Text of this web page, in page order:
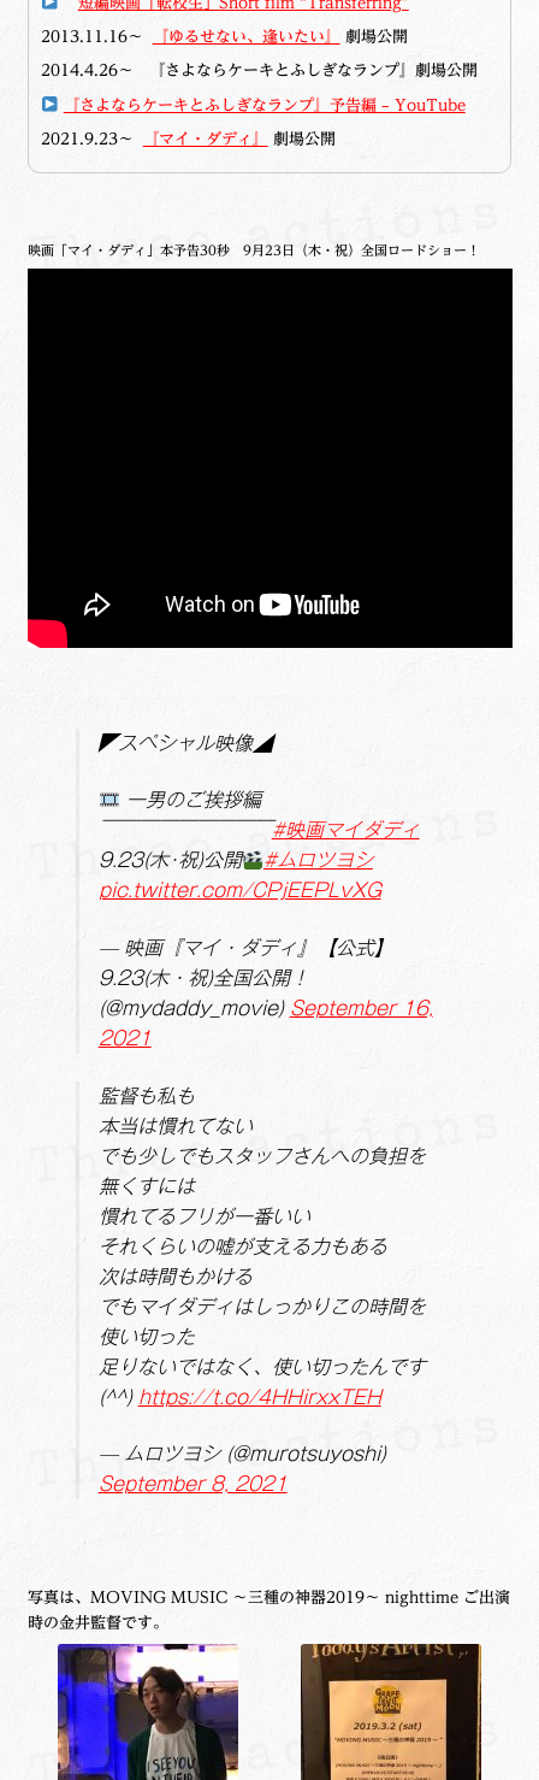
2013.11.16～ 『ゆるせない、逢いたい』 劇場公開
2014.4.26～ 『さよなら ケーキ と ふしぎなランプ』劇場公開
『さよならケーキとふしぎなランプ』予告編 – YouTube
2021.9.23～ 『マイ・ダディ』 劇場公開
映画「マイ・ダディ」本予告30秒 9月23日（木・祝）全国ロードショー！
◤スペシャル映像◢
一男のご挨拶編
#映画マイダディ
9.23(木･祝)公開
#ムロツヨシ
pic.twitter.com/CPjEEPLvXG
— 映画『マイ・ダディ』【公式】
9.23(木・祝)全国公開！
(@mydaddy_movie) September 16,
2021
監督も私も
本当は慣れてない
でも少しでもスタッフさんへの負担を
無くすには
慣れてるフリが一番いい
それくらいの嘘が支える力もある
次は時間もかける
でもマイダディはしっかりこの時間を
使い切った
足りないではなく、使い切ったんです
(^^) https://t.co/4HHirxxTEH
— ムロツヨシ (@murotsuyoshi)
September 8, 2021
写真は、MOVING MUSIC ～三種の神器2019～ nighttime ご出演
時の金井監督です。